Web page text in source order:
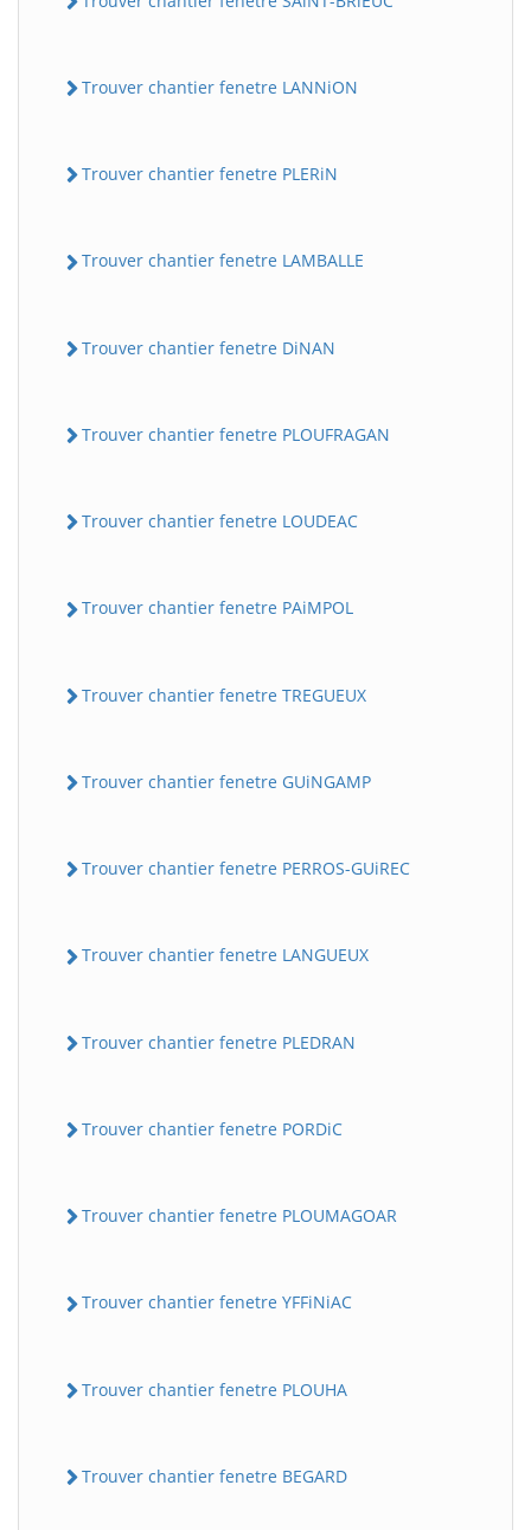
Trouver chantier fenetre LANNiON
Trouver chantier fenetre PLERiN
Trouver chantier fenetre LAMBALLE
Trouver chantier fenetre DiNAN
Trouver chantier fenetre PLOUFRAGAN
Trouver chantier fenetre LOUDEAC
Trouver chantier fenetre PAiMPOL
Trouver chantier fenetre TREGUEUX
Trouver chantier fenetre GUiNGAMP
Trouver chantier fenetre PERROS-GUiREC
Trouver chantier fenetre LANGUEUX
Trouver chantier fenetre PLEDRAN
Trouver chantier fenetre PORDiC
Trouver chantier fenetre PLOUMAGOAR
Trouver chantier fenetre YFFiNiAC
Trouver chantier fenetre PLOUHA
Trouver chantier fenetre BEGARD